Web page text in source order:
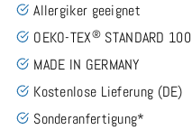
Allergiker geeignet
OEKO-TEX® STANDARD 100
MADE IN GERMANY
Kostenlose Lieferung (DE)
Sonderanfertigung*